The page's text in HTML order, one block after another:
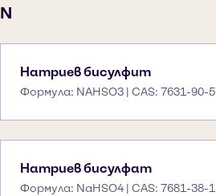
N
Натриев бисулфит
Формула: NAHSO3 | CAS: 7631-90-5
Натриев бисулфат
Формула: NaHSO4 | CAS: 7681-38-1